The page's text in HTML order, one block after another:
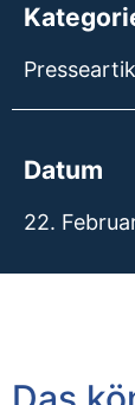
Datum
22.